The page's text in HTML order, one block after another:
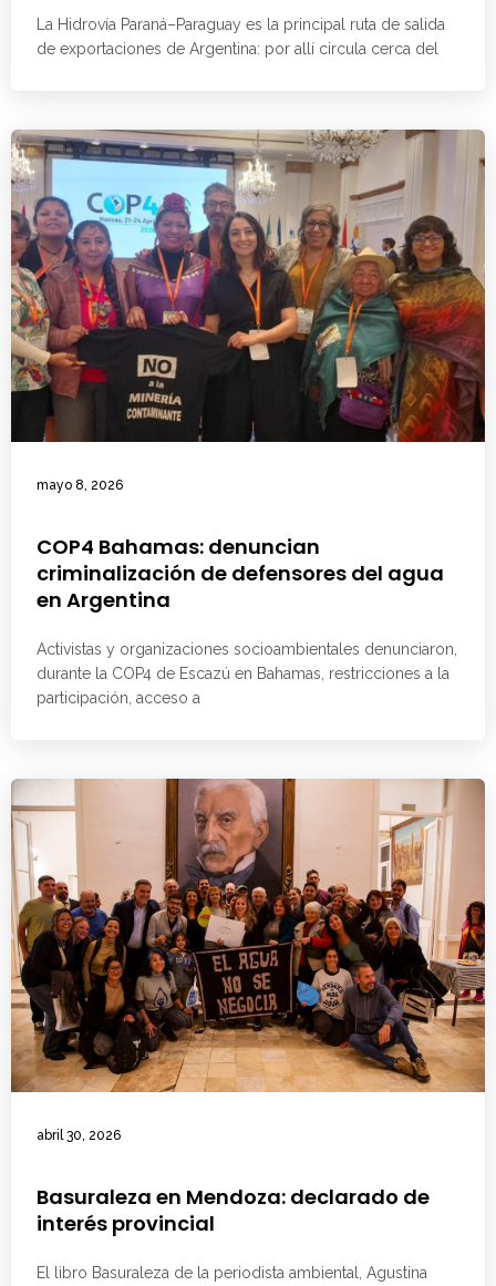
La Hidrovía Paraná–Paraguay es la principal ruta de salida
de exportaciones de Argentina: por allí circula cerca del
mayo 8, 2026
COP4 Bahamas: denuncian
criminalización de defensores del agua
en Argentina
Activistas y organizaciones socioambientales denunciaron,
durante la COP4 de Escazú en Bahamas, restricciones a la
participación, acceso a
abril 30, 2026
Basuraleza en Mendoza: declarado de
interés provincial
El libro Basuraleza de la periodista ambiental, Agustina